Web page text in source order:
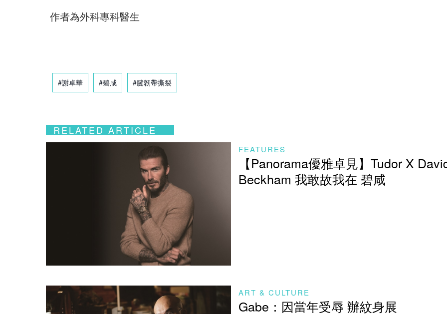
作者為外科專科醫生
#謝卓華 #碧咸 #腱韌帶撕裂
RELATED ARTICLE
FEATURES
【Panorama優雅卓見】Tudor X
Beckham 我敢故我在 碧咸
ART & CULTURE
Gabe：因當年受辱 辦紋身展